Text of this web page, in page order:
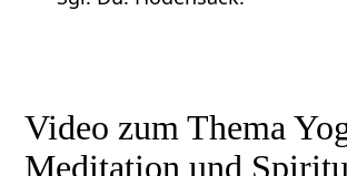
Video zum Thema
Meditation und